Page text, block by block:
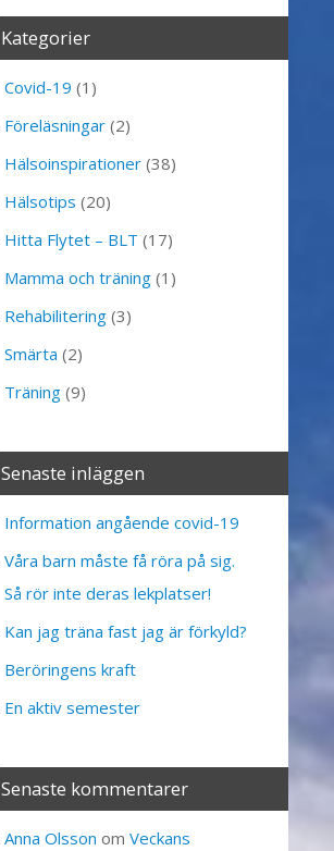
Kategorier
Covid-19 (1)
Föreläsningar (2)
Hälsoinspirationer (38)
Hälsotips (20)
Hitta Flytet – BLT (17)
Mamma och träning (1)
Rehabilitering (3)
Smärta (2)
Träning (9)
Senaste inläggen
Information angående covid-19
Våra barn måste få röra på sig.
Så rör inte deras lekplatser!
Kan jag träna fast jag är förkyld?
Beröringens kraft
En aktiv semester
Senaste kommentarer
Anna Olsson om Veckans